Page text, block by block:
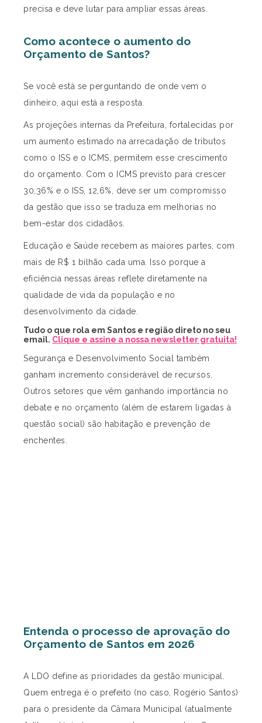
precisa e deve lutar para ampliar essas áreas.
Como acontece o aumento do
Orçamento de Santos?
Se você está se perguntando de onde vem o
dinheiro, aqui está a resposta.
As projeções internas da Prefeitura, fortalecidas por
um aumento estimado na arrecadação de tributos
como o ISS e o ICMS, permitem esse crescimento
do orçamento. Com o ICMS previsto para crescer
30,36% e o ISS, 12,6%, deve ser um compromisso
da gestão que isso se traduza em melhorias no
bem-estar dos cidadãos.
Educação e Saúde recebem as maiores partes, com
mais de R$ 1 bilhão cada uma. Isso porque a
eficiência nessas áreas reflete diretamente na
qualidade de vida da população e no
desenvolvimento da cidade.
Tudo o que rola em Santos e região direto no seu
email. Clique e assine a nossa newsletter gratuita!
Segurança e Desenvolvimento Social também
ganham incremento considerável de recursos.
Outros setores que vêm ganhando importância no
debate e no orçamento (além de estarem ligadas à
questão social) são habitação e prevenção de
enchentes.
Entenda o processo de aprovação do
Orçamento de Santos em 2026
A LDO define as prioridades da gestão municipal.
Quem entrega é o prefeito (no caso, Rogério Santos)
para o presidente da Câmara Municipal (atualmente